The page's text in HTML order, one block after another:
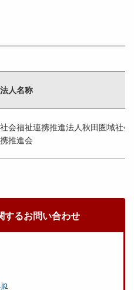
法人名称
社会福祉連携推進法人秋田圏域社会
携推進会
するお問い合わせ